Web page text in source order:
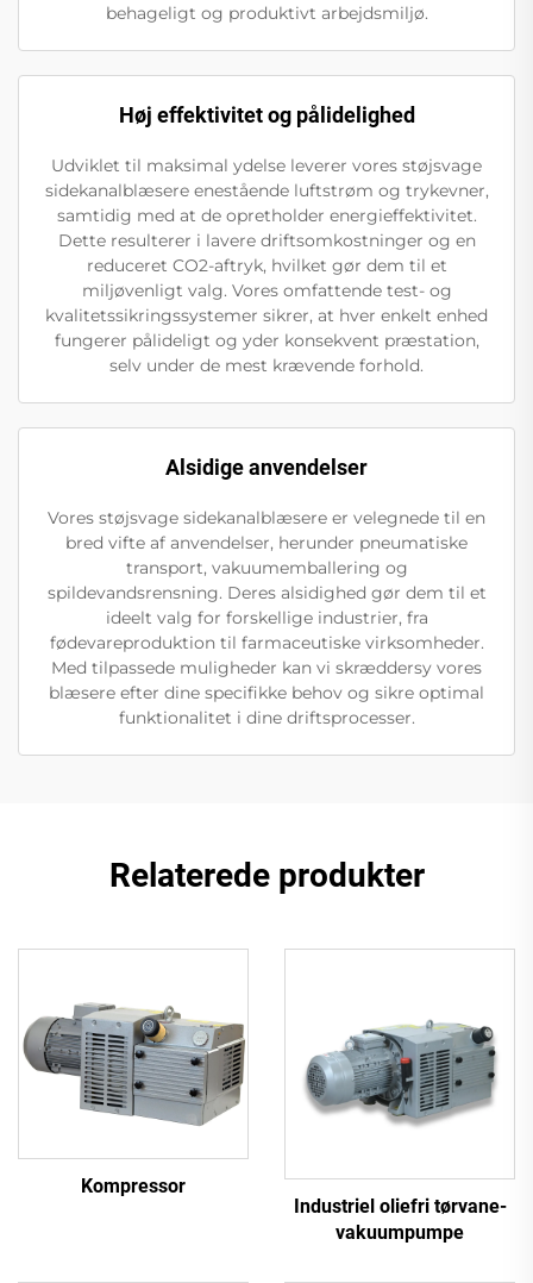
behageligt og produktivt arbejdsmiljø.
Høj effektivitet og pålidelighed
Udviklet til maksimal ydelse leverer vores støjsvage
sidekanalblæsere enestående luftstrøm og trykevner,
samtidig med at de opretholder energieffektivitet.
Dette resulterer i lavere driftsomkostninger og en
reduceret CO2-aftryk, hvilket gør dem til et
miljøvenligt valg. Vores omfattende test- og
kvalitetssikringssystemer sikrer, at hver enkelt enhed
fungerer pålideligt og yder konsekvent præstation,
selv under de mest krævende forhold.
Alsidige anvendelser
Vores støjsvage sidekanalblæsere er velegnede til en
bred vifte af anvendelser, herunder pneumatiske
transport, vakuumemballering og
spildevandsrensning. Deres alsidighed gør dem til et
ideelt valg for forskellige industrier, fra
fødevareproduktion til farmaceutiske virksomheder.
Med tilpassede muligheder kan vi skræddersy vores
blæsere efter dine specifikke behov og sikre optimal
funktionalitet i dine driftsprocesser.
Relaterede produkter
Kompressor
Industriel oliefri tørvane-
vakuumpumpe